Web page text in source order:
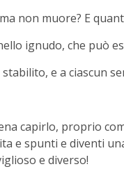
non muore? E
ignudo, che può
e a ciascun
capirlo, proprio
e spunti e diventi
e diverso!